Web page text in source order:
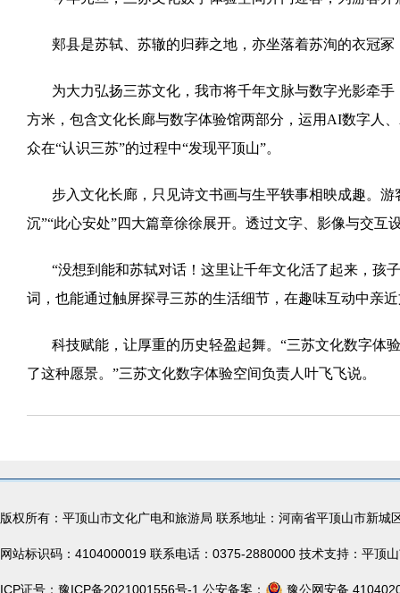
郏县是苏轼、苏辙的归葬之地，亦坐落着苏洵的衣冠
为大力弘扬三苏文化，我市将千年文脉与数字光影牵
方米，包含文化长廊与数字体验馆两部分，运用AI数字人
众在“认识三苏”的过程中“发现平顶山”。
步入文化长廊，只见诗文书画与生平轶事相映成趣。
沉”“此心安处”四大篇章徐徐展开。透过文字、影像与交互
“没想到能和苏轼对话！这里让千年文化活了起来，孩
词，也能通过触屏探寻三苏的生活细节，在趣味互动中亲
科技赋能，让厚重的历史轻盈起舞。“三苏文化数字体
了这种愿景。”三苏文化数字体验空间负责人叶飞飞说。
版权所有：平顶山市文化广电和旅游局 联系地址：河南省平顶山市新城
网站标识码：4104000019 联系电话：0375-2880000 技术支持：平顶
ICP证号： 豫ICP备2021001556号-1 公安备案： 豫公网安备